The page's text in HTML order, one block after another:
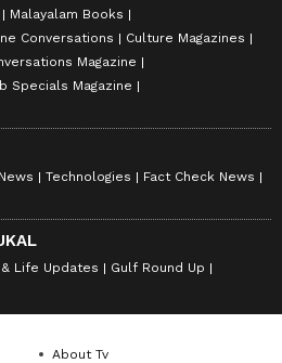
Malayalam Books
Conversations
Culture Magazines
Magazine
Specials Magazine
Technologies
Fact Check News
Life Updates
Gulf Round Up
About Tv